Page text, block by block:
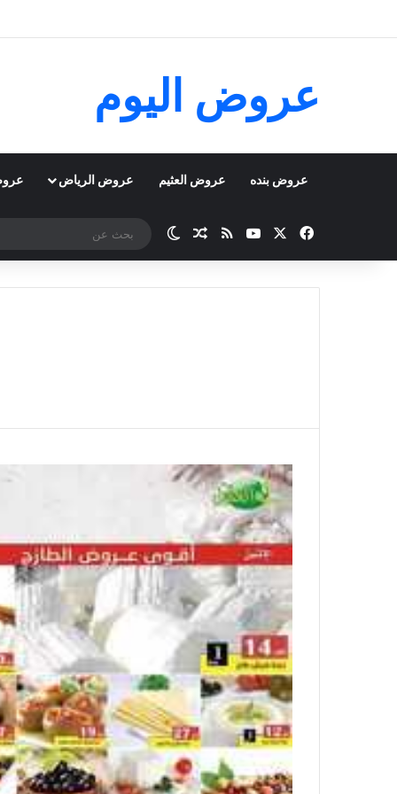
عروض اليوم
عروض بنده عروض العثيم عروض الرياض
فيسبوك ‫YouTubeملخص الموقع RSS
مقال عشوائي
الوضع المظلم